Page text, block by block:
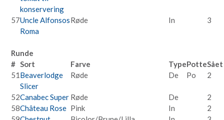
konservering
57Uncle Alfonsos
Roma
Røde In 3
Runde
# Sort Farve TypePotteSået
51Beaverlodge
Slicer
Røde De Po 2
52Canabec Super Røde De
2
58Château Rose Pink In
2